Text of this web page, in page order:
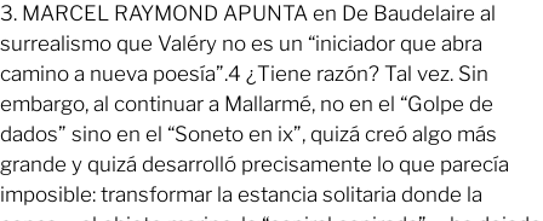
3. MARCEL RAYMOND APUNTA en De Baudelaire al
surrealismo que Valéry no es un “iniciador que abra
camino a nueva poesía”.4 ¿Tiene razón? Tal vez. Sin
embargo, al continuar a Mallarmé, no en el “Golpe de
dados” sino en el “Soneto en ix”, quizá creó algo más
grande y quizá desarrolló precisamente lo que parecía
imposible: transformar la estancia solitaria donde la